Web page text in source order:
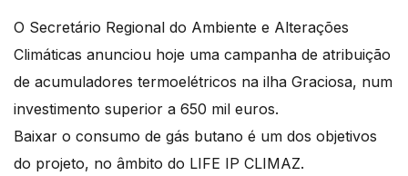
O Secretário Regional do Ambiente e Alterações
Climáticas anunciou hoje uma campanha de atribuição
de acumuladores termoelétricos na ilha Graciosa, num
investimento superior a 650 mil euros.
Baixar o consumo de gás butano é um dos objetivos
do projeto, no âmbito do LIFE IP CLIMAZ.